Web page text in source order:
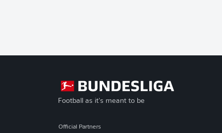
Football as it's meant to be
Official Partners